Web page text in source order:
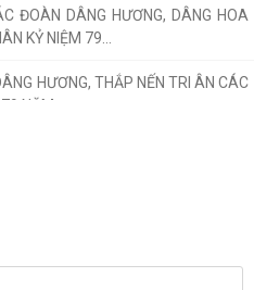
ĐOÀN DÂNG HƯƠNG, DÂNG HOA
KỶ NIỆM 79...
HƯƠNG, THẮP NẾN TRI ÂN CÁC
NĂM...
ĐIỀU LỆ ĐẢNG
Kế hoạch Triển khai các hoạt động